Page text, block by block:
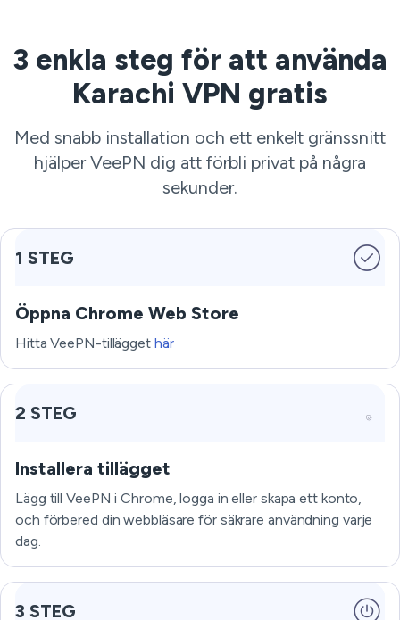
3 enkla steg för att använda
Karachi VPN gratis
Med snabb installation och ett enkelt gränssnitt
hjälper VeePN dig att förbli privat på några
sekunder.
1 STEG
Öppna Chrome Web Store
Hitta VeePN-tillägget här
2 STEG
Installera tillägget
Lägg till VeePN i Chrome, logga in eller skapa ett konto,
och förbered din webbläsare för säkrare användning varje
dag.
3 STEG